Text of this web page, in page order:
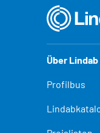
Über
Profilbus